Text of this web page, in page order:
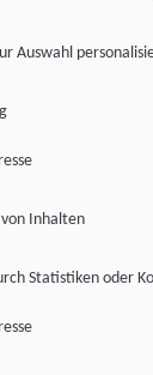
Auswahl
Inhalten
Statistiken oder